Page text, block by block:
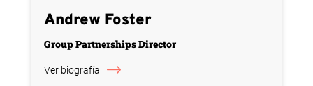
Andrew Foster
Group Partnerships Director
Ver biografía